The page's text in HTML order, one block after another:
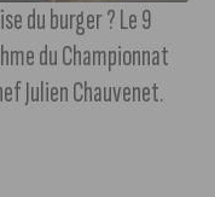
du burger ? Le 9
du Championnat
Julien Chauvenet.